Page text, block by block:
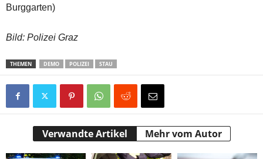
Burggarten)
Bild: Polizei Graz
THEMEN DEMO POLIZEI STAU
Verwandte Artikel Mehr vom Autor